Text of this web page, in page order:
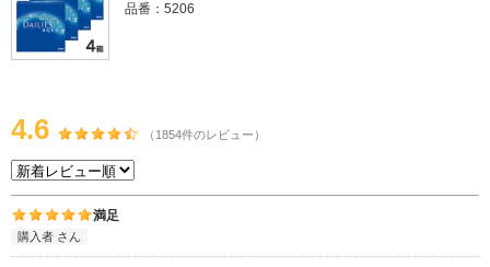
品番：5206
4.6 （1854件のレビュー）
満足
購入者 さん